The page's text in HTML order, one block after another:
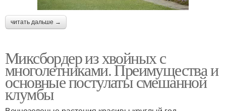
читать дальше →
Миксбордер из хвойных с
многолетниками. Преимущества и
основные постулаты смешанной
клумбы